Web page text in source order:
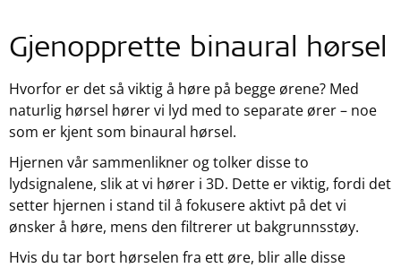
Gjenopprette binaural hørsel
Hvorfor er det så viktig å høre på begge ørene? Med
naturlig hørsel hører vi lyd med to separate ører – noe
som er kjent som binaural hørsel.
Hjernen vår sammenlikner og tolker disse to
lydsignalene, slik at vi hører i 3D. Dette er viktig, fordi det
setter hjernen i stand til å fokusere aktivt på det vi
ønsker å høre, mens den filtrerer ut bakgrunnsstøy.
Hvis du tar bort hørselen fra ett øre, blir alle disse